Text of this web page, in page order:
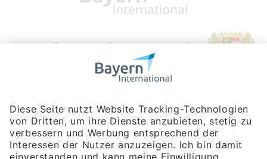
Bayerische Gesellschaft für Internationale
Rosenheimer Str. 143C
81671 München
Tel:+49 180 5949260
(Festnetz 14 ct/min, Mobil max. 42 ct/min)